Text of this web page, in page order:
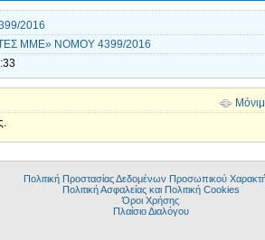
2016
ΜΜΕ» ΝΟΜΟΥ 4399/2016
Πολιτική Προστασίας Δεδομένων Προσωπικού
Πολιτική Ασφαλείας και Πολιτική Cookies
Όροι Χρήσης
Πλαίσιο Διαλόγου